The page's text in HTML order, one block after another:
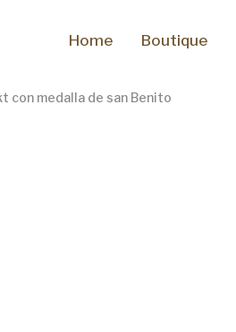
Home Boutique
con medalla de san Benito